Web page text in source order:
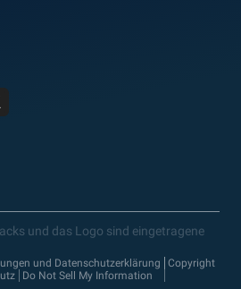
und das Logo sind eingetragene
und Datenschutzerklärung
Copyright
Do Not Sell My Information